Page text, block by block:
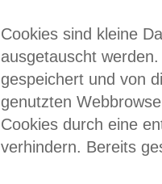
Cookies sind kleine
ausgetauscht
gespeichert und von
genutzten
Cookies durch eine
verhindern. Bereits